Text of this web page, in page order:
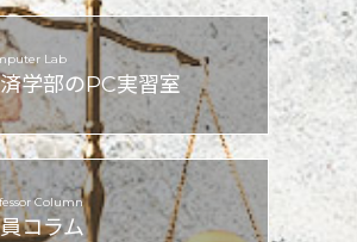
Lab
学部のPC実習室
Column
コラム